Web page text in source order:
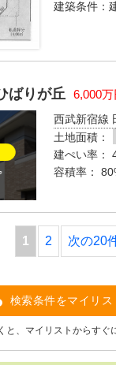
建築条件：
ばりが丘 6,000万
西武新宿線
土地面積：
建ぺい率：
容積率：
1 2 次の20
検索条件をマイリス
と、マイリストからすぐ